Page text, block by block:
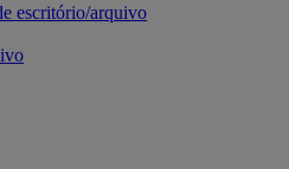
escritório/arquivo